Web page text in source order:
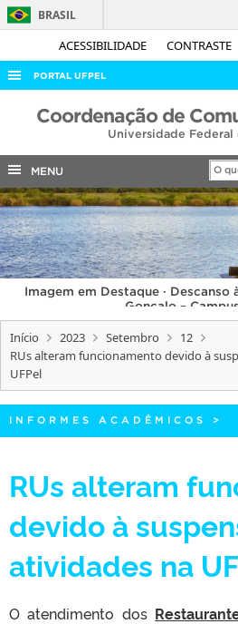
ACESSIBILIDADE CONTRASTE
BRASIL
PORTAL UFPEL
ACESSO À INFORMAÇÃO
COBALTO
CONCURSOS
EDITAIS
INTERNACIONAL
OUVIDORIA
PORTARIAS
TELEFONES
Coordenação de
Universidade Federal
MENU
Imagem em Destaque · Descanso
Gonçalo –
Início 2023 Setembro
12
RUs alteram funcionamento devido à
UFPel
INFORMES ACADÊMICOS >
RUs alteram
devido à
atividades na
O atendimento dos